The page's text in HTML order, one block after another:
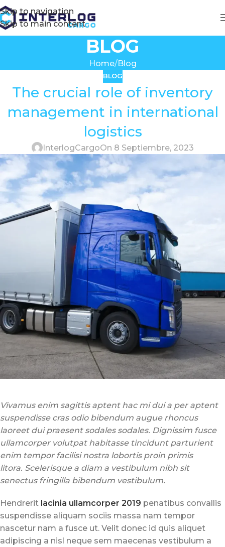
Skip to navigation
Skip to main content
BLOG
Home Blog
BLOG
The crucial role of inventory
management in international
logistics
InterlogCargoOn 8 Septiembre, 2023
Vivamus enim sagittis aptent hac mi dui a per aptent
suspendisse cras odio bibendum augue rhoncus
laoreet dui praesent sodales sodales. Dignissim fusce
ullamcorper volutpat habitasse tincidunt parturient
enim tempor facilisi nostra lobortis proin primis
litora. Scelerisque a diam a vestibulum nibh sit
senectus fringilla bibendum vestibulum.
Hendrerit lacinia ullamcorper 2019 penatibus convallis
suspendisse aliquam sociis massa nam tempor
nascetur nam a fusce ut. Velit donec id quis aliquet
adipiscing a nisl neque sem maecenas vestibulum a